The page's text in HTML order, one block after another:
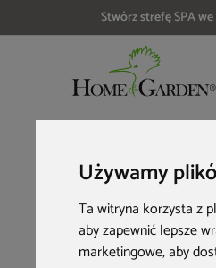
Używamy
Ta witryna korzysta z
aby zapewnić lepsze
marketingowe,aby
Stwórz strefę SPA
Szczegóły